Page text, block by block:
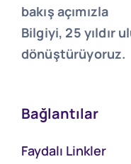
bakış açımızla
Bilgiyi, 25 yıldır
dönüştürüyoruz.
Bağlantılar
Faydalı Linkler